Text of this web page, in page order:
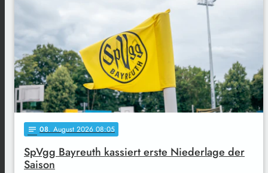
notes 08. August 2026 08:05
SpVgg Bayreuth kassiert erste Niederlage der
Saison